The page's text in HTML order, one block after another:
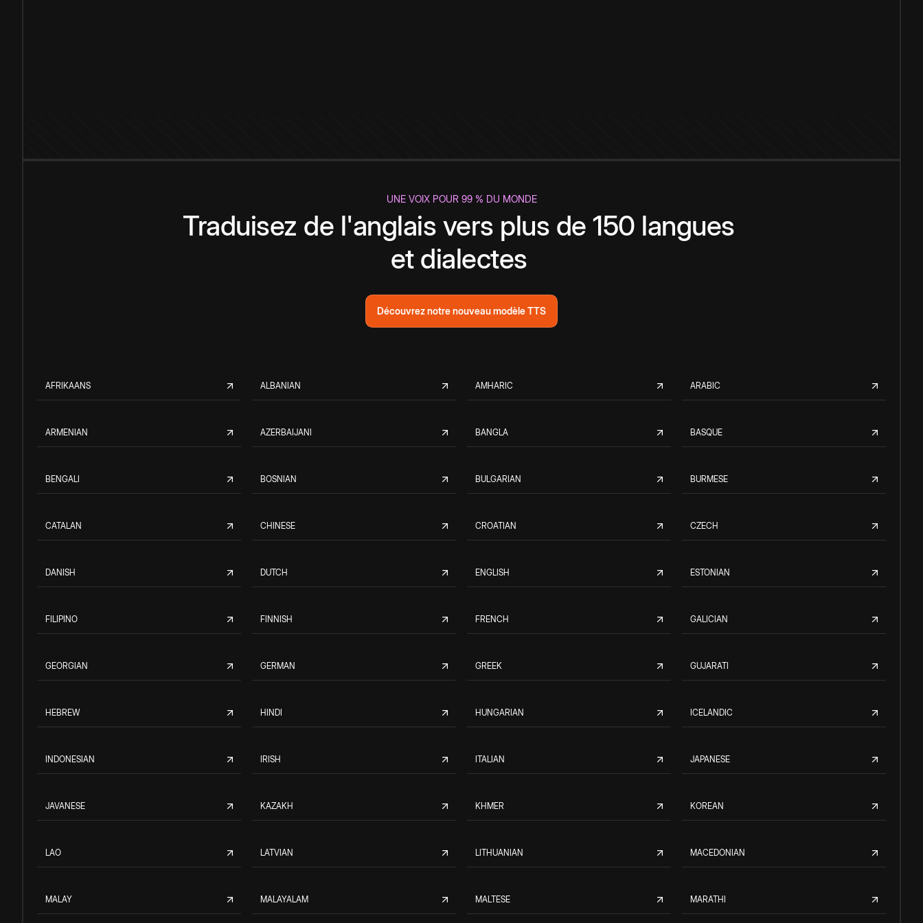
UNE VOIX POUR 99 % DU MONDE
Traduisez de l'anglais vers plus de 150 langues
et dialectes
Découvrez notre nouveau modèle TTS
AFRIKAANS ALBANIAN AMHARIC ARABIC
ARMENIAN AZERBAIJANI BANGLA BASQUE
BENGALI BOSNIAN BULGARIAN BURMESE
CATALAN CHINESE CROATIAN CZECH
DANISH DUTCH ENGLISH ESTONIAN
FILIPINO FINNISH FRENCH GALICIAN
GEORGIAN GERMAN GREEK GUJARATI
HEBREW HINDI HUNGARIAN ICELANDIC
INDONESIAN IRISH ITALIAN JAPANESE
JAVANESE KAZAKH KHMER KOREAN
LAO LATVIAN LITHUANIAN MACEDONIAN
MALAY MALAYALAM MALTESE MARATHI